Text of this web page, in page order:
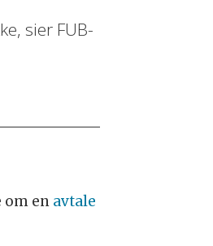
sier FUB-
om en avtale